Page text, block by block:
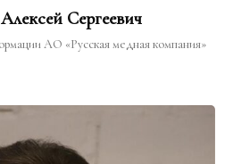
Сергеевич
АО «Русская медная компания»